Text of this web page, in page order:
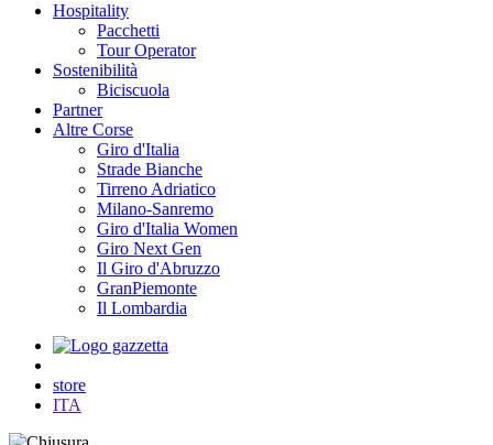
Hospitality
Pacchetti
Tour Operator
Sostenibilità
Biciscuola
Partner
Altre Corse
Giro d'Italia
Strade Bianche
Tirreno Adriatico
Milano-Sanremo
Giro d'Italia Women
Giro Next Gen
Il Giro d'Abruzzo
GranPiemonte
Il Lombardia
store
ITA